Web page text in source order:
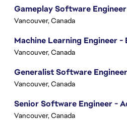
Gameplay Software Engineer
Vancouver, Canada
Vancouver, Canada
Vancouver, Canada
Vancouver, Canada